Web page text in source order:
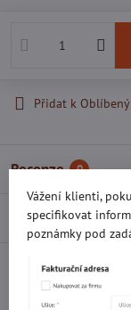
Přidat k
Recenze 0
Diskuse 0
FacebookTwitter
Vážení klienti,
specifikovat
poznámky pod